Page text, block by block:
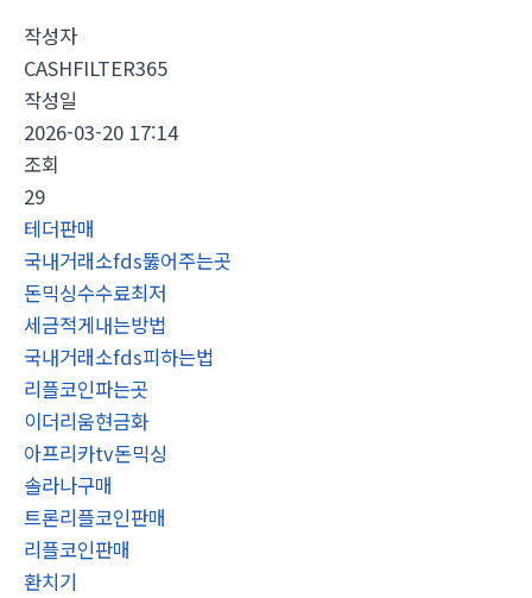
작성자
CASHFILTER365
작성일
2026-03-20 17:14
조회
29
테더판매
국내거래소fds뚫어주는곳
돈믹싱수수료최저
세금적게내는방법
국내거래소fds피하는법
리플코인파는곳
이더리움현금화
아프리카tv돈믹싱
솔라나구매
트론리플코인판매
리플코인판매
환치기